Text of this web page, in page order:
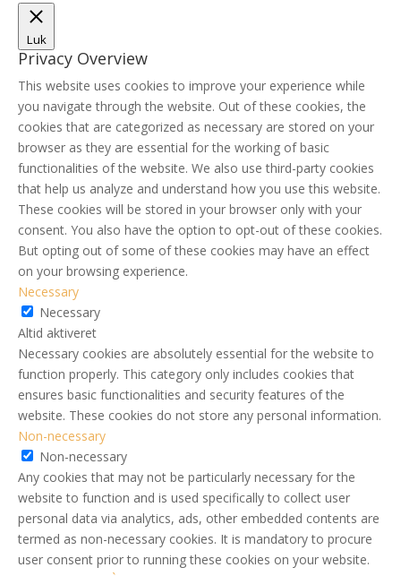
Luk
Privacy Overview
This website uses cookies to improve your experience while
you navigate through the website. Out of these cookies, the
cookies that are categorized as necessary are stored on your
browser as they are essential for the working of basic
functionalities of the website. We also use third-party cookies
that help us analyze and understand how you use this website.
These cookies will be stored in your browser only with your
consent. You also have the option to opt-out of these cookies.
But opting out of some of these cookies may have an effect
on your browsing experience.
Necessary
Necessary
Altid aktiveret
Necessary cookies are absolutely essential for the website to
function properly. This category only includes cookies that
ensures basic functionalities and security features of the
website. These cookies do not store any personal information.
Non-necessary
Non-necessary
Any cookies that may not be particularly necessary for the
website to function and is used specifically to collect user
personal data via analytics, ads, other embedded contents are
termed as non-necessary cookies. It is mandatory to procure
user consent prior to running these cookies on your website.